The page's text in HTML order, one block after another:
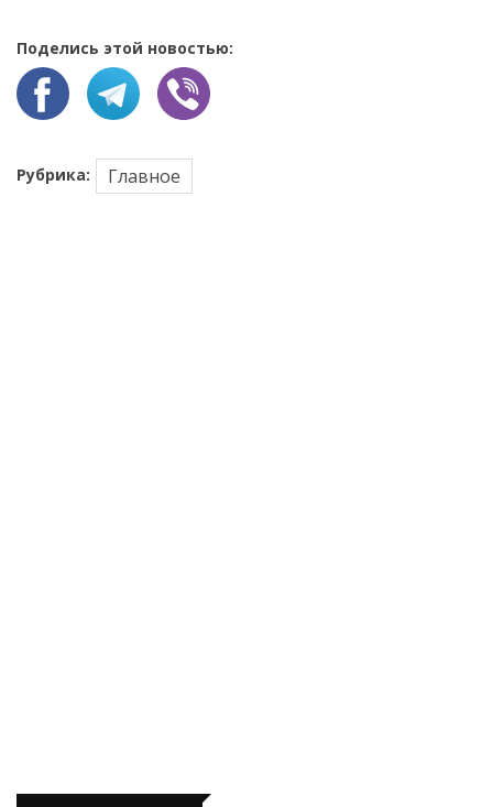
Поделись этой новостью:
Рубрика: Главное